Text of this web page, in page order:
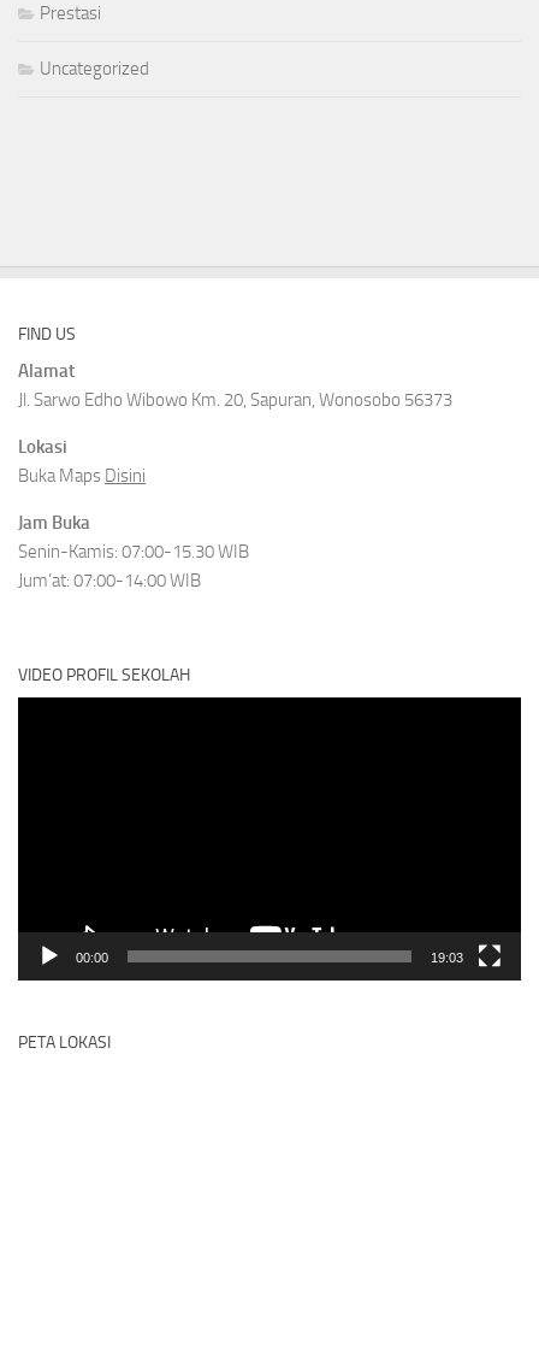
Prestasi
Uncategorized
FIND US
Alamat
Jl. Sarwo Edho Wibowo Km. 20, Sapuran, Wonosobo 56373
Lokasi
Buka Maps Disini
Jam Buka
Senin-Kamis: 07:00-15.30 WIB
Jum’at: 07:00-14:00 WIB
VIDEO PROFIL SEKOLAH
00:00 19:03
PETA LOKASI